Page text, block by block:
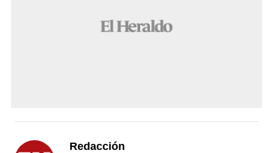
Redacción